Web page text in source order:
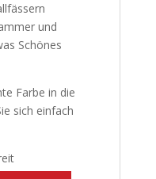
und
Schönes
Farbe in die
sich einfach